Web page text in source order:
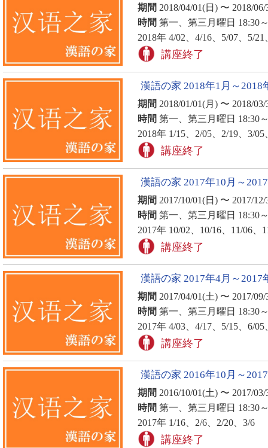
期間 2018/04/01(日) 〜 2018/
時間 第一、第三月曜日 18:30
2018年 4/02、4/16、5/07、5/21
講座終了
漢語の家 2018年1月～2018
期間 2018/01/01(月) 〜 2018/
時間 第一、第三月曜日 18:30
2018年 1/15、2/05、2/19、3/05
講座終了
漢語の家 2017年10月～
期間 2017/10/01(日) 〜 2017/
時間 第一、第三月曜日 18:30
2017年 10/02、10/16、11/06、
講座終了
漢語の家 2017年4月～2017
期間 2017/04/01(土) 〜 2017/
時間 第一、第三月曜日 18:30
2017年 4/03、4/17、5/15、6/
講座終了
漢語の家 2016年10月～
期間 2016/10/01(土) 〜 2017/
時間 第一、第三月曜日 18:30
2017年 1/16、2/6、2/20、3/6
講座終了